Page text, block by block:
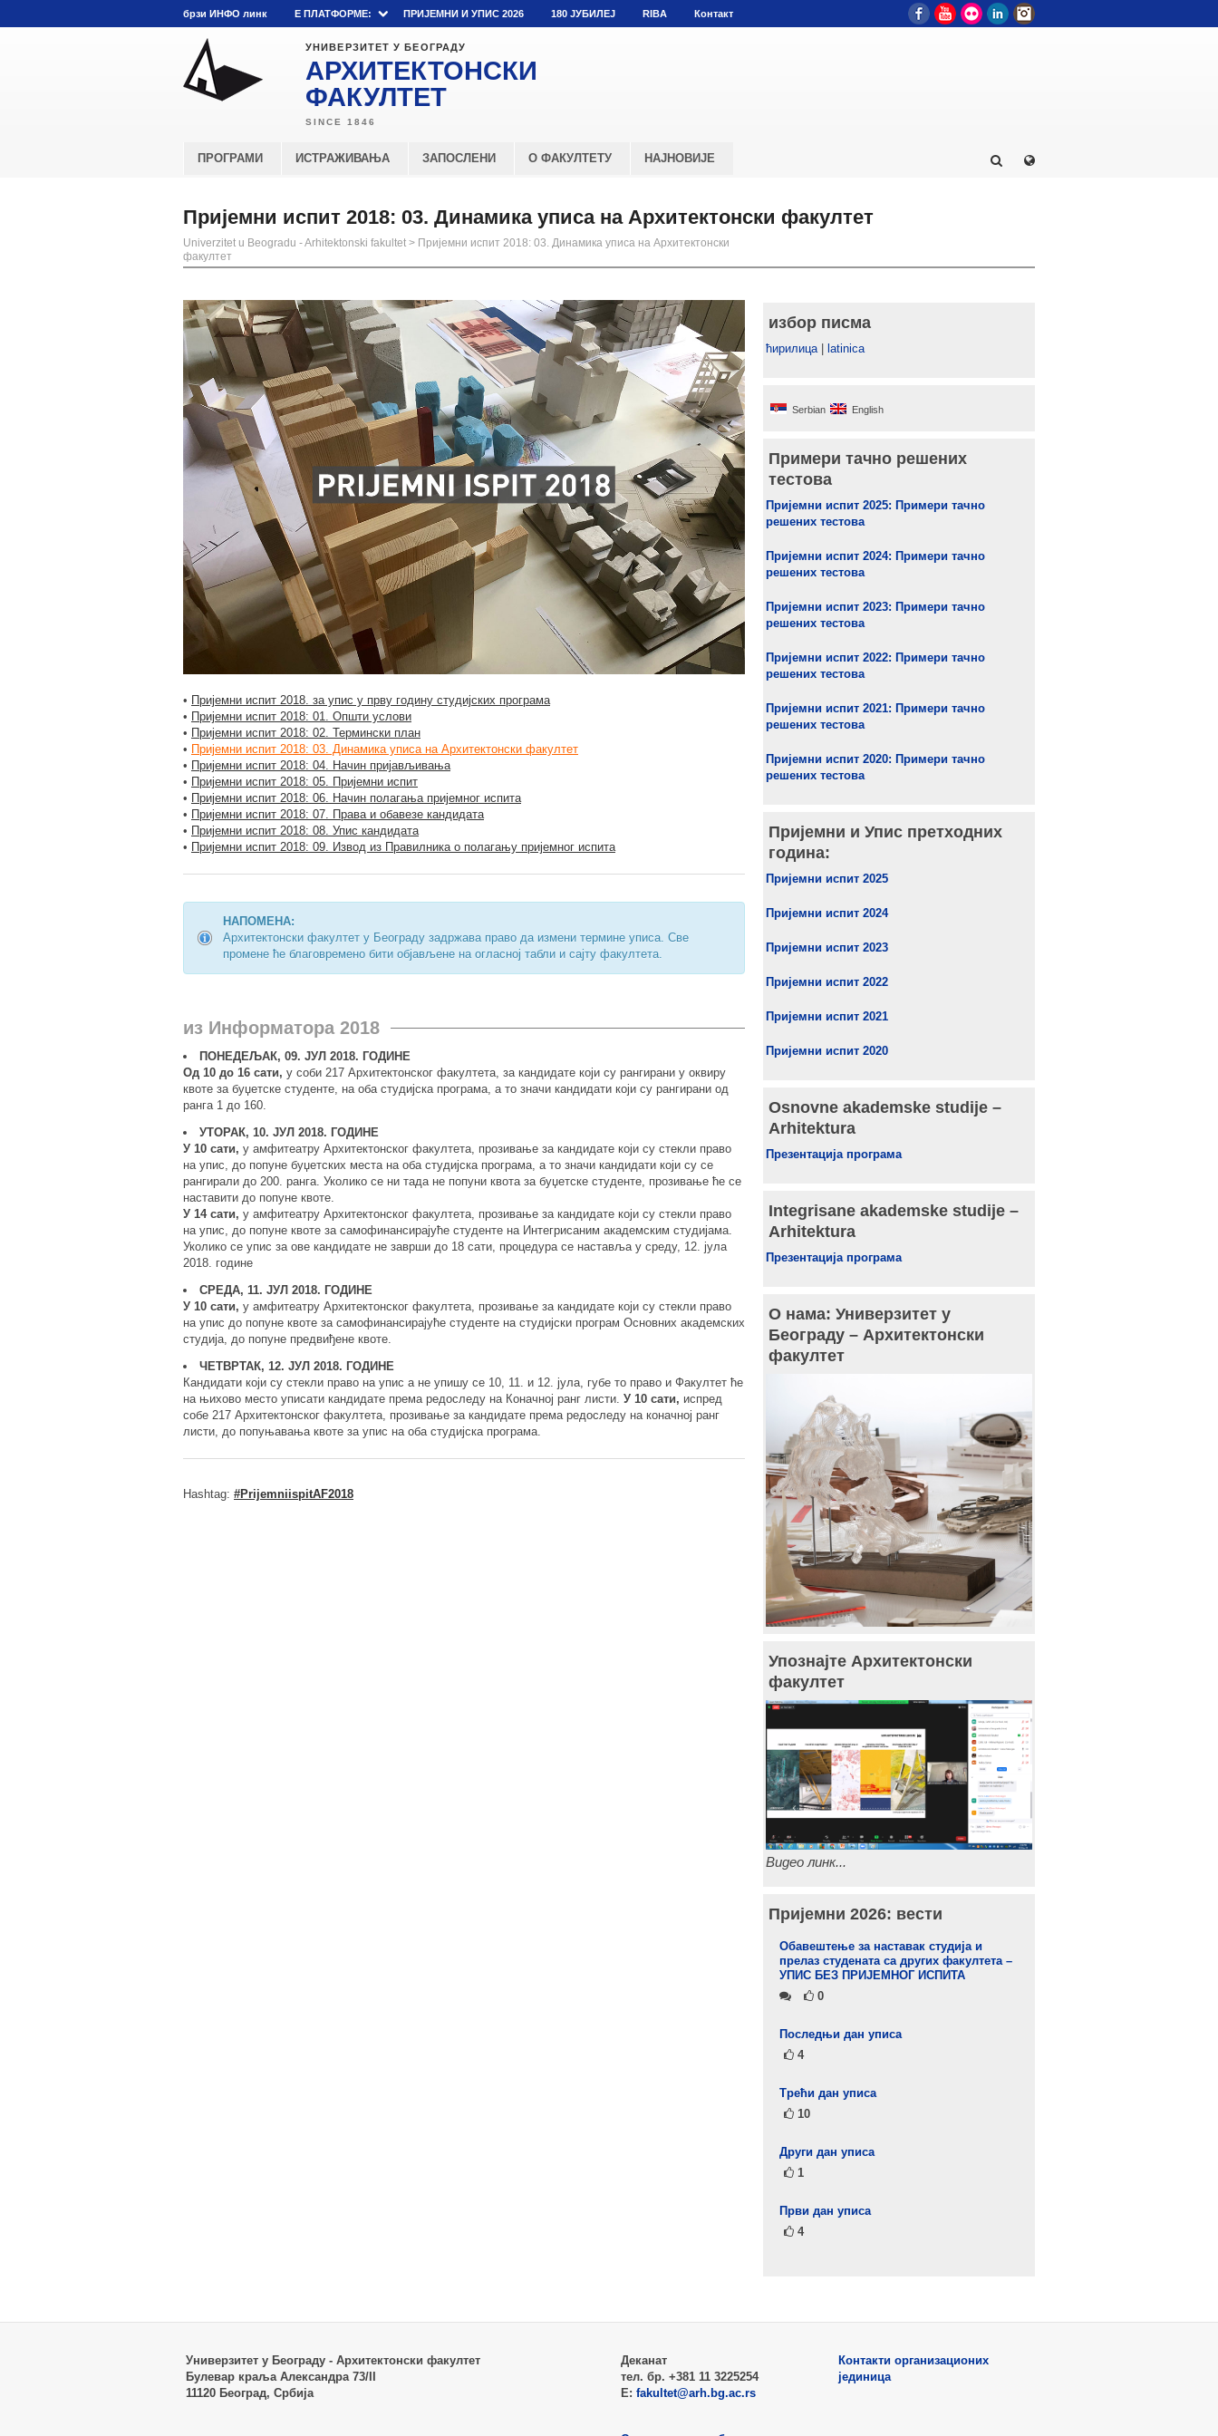
брзи ИНФО линк E ПЛАТФОРМЕ: ПРИЈЕМНИ И УПИС 2026 180 ЈУБИЛЕЈ RIBA Контакт FacebookYouTube
Flickr LinkedIn
УНИВЕРЗИТЕТ У БЕОГРАДУ
АРХИТЕКТОНСКИ
ФАКУЛТЕТ
ПРОГРАМИ ИСТРАЖИВАЊА ЗАПОСЛЕНИ О ФАКУЛТЕТУ НАЈНОВИЈЕ
Пријемни испит 2018: 03. Динамика уписа на Архитектонски факултет
Univerzitet u Beogradu - Arhitektonski fakultet > Пријемни испит 2018: 03. Динамика уписа на Архитектонски
факултет
• Пријемни испит 2018. за упис у прву годину студијских програма
• Пријемни испит 2018: 01. Општи услови
• Пријемни испит 2018: 02. Термински план
• Пријемни испит 2018: 03. Динамика уписа на Архитектонски факултет
• Пријемни испит 2018: 04. Начин пријављивања
• Пријемни испит 2018: 05. Пријемни испит
• Пријемни испит 2018: 06. Начин полагања пријемног испита
• Пријемни испит 2018: 07. Права и обавезе кандидата
• Пријемни испит 2018: 08. Упис кандидата
• Пријемни испит 2018: 09. Извод из Правилника о полагању пријемног испита
НАПОМЕНА:
Архитектонски факултет у Београду задржава право да измени термине уписа. Све
промене ће благовремено бити објављене на огласној табли и сајту факултета.
из Информатора 2018
ПОНЕДЕЉАК, 09. ЈУЛ 2018. ГОДИНЕ
Од 10 до 16 сати, у соби 217 Архитектонског факултета, за кандидате који су рангирани у оквиру
квоте за буџетске студенте, на оба студијска програма, а то значи кандидати који су рангирани од
ранга 1 до 160.
УТОРАК, 10. ЈУЛ 2018. ГОДИНЕ
У 10 сати, у амфитеатру Архитектонског факултета, прозивање за кандидате који су стекли право
на упис, до попуне буџетских места на оба студијска програма, а то значи кандидати који су се
рангирали до 200. ранга. Уколико се ни тада не попуни квота за буџетске студенте, прозивање ће се
наставити до попуне квоте.
У 14 сати, у амфитеатру Архитектонског факултета, прозивање за кандидате који су стекли право
на упис, до попуне квоте за самофинансирајуће студенте на Интегрисаним академским студијама.
Уколико се упис за ове кандидате не заврши до 18 сати, процедура се наставља у среду, 12. јула
2018. године
СРЕДА, 11. ЈУЛ 2018. ГОДИНЕ
У 10 сати, у амфитеатру Архитектонског факултета, прозивање за кандидате који су стекли право
на упис до попуне квоте за самофинансирајуће студенте на студијски програм Основних академских
студија, до попуне предвиђене квоте.
ЧЕТВРТАК, 12. ЈУЛ 2018. ГОДИНЕ
Кандидати који су стекли право на упис а не упишу се 10, 11. и 12. јула, губе то право и Факултет ће
на њихово место уписати кандидате према редоследу на Коначној ранг листи. У 10 сати, испред
собе 217 Архитектонског факултета, прозивање за кандидате према редоследу на коначној ранг
листи, до попуњавања квоте за упис на оба студијска програма.
Hashtag: #PrijemniispitAF2018
избор писма
ћирилица| latinica
Serbian English
Примери тачно решених
тестова
Пријемни испит 2025: Примери тачно
решених тестова
Пријемни испит 2024: Примери тачно
решених тестова
Пријемни испит 2023: Примери тачно
решених тестова
Пријемни испит 2022: Примери тачно
решених тестова
Пријемни испит 2021: Примери тачно
решених тестова
Пријемни испит 2020: Примери тачно
решених тестова
Пријемни и Упис претходних
година:
Пријемни испит 2025
Пријемни испит 2024
Пријемни испит 2023
Пријемни испит 2022
Пријемни испит 2021
Пријемни испит 2020
Osnovne akademske studije –
Arhitektura
Презентација програма
Integrisane akademske studije –
Arhitektura
Презентација програма
О нама: Универзитет у
Београду – Архитектонски
факултет
Упознајте Архитектонски
факултет
Видео линк...
Пријемни 2026: вести
Обавештење за наставак студија и
прелаз студената са других факултета –
УПИС БЕЗ ПРИЈЕМНОГ ИСПИТА
0
Последњи дан уписа
4
Tрећи дан уписа
10
Други дан уписа
1
Први дан уписа
4
Универзитет у Београду - Архитектонски факултет
Булевар краља Александра 73/II
11120 Београд, Србија
Деканат
тел. бр. +381 11 3225254
Е: fakultet@arh.bg.ac.rs
Контакти организационих
јединица